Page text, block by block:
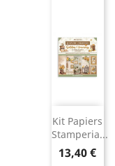
Kit Papiers
Stamperia...
13,40 €